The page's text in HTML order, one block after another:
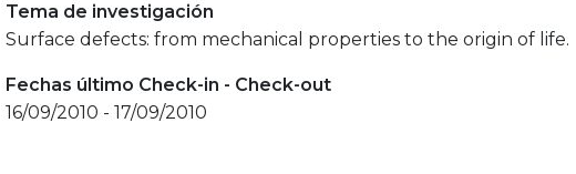
Tema de investigación
Surface defects: from mechanical properties to the origin of life.
Fechas último Check-in - Check-out
16/09/2010 - 17/09/2010